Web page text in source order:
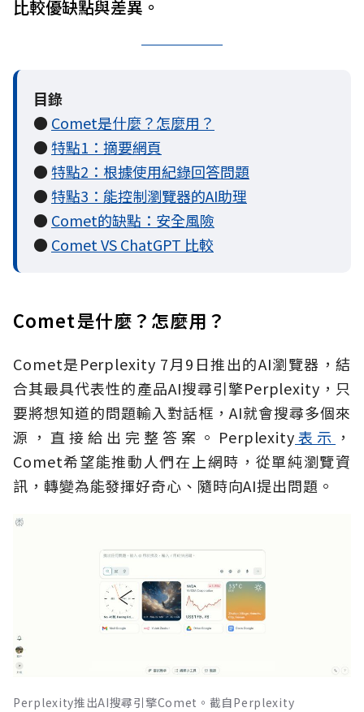
比較優缺點與差異。
目錄
● Comet是什麼？怎麼用？
●特點1：摘要網頁
●特點2：根據使用紀錄回答問題
●特點3：能控制瀏覽器的AI助理
● Comet的缺點：安全風險
● Comet VS ChatGPT 比較
Comet是什麼？怎麼用？
Comet是Perplexity 7月9日推出的AI瀏覽器，結
合其最具代表性的產品AI搜尋引擎Perplexity，只
要將想知道的問題輸入對話框，AI就會搜尋多個來
源，直接給出完整答案。Perplexity表示 ，
Comet希望能推動人們在上網時，從單純瀏覽資
訊，轉變為能發揮好奇心、隨時向AI提出問題。
Perplexity推出AI搜尋引擎Comet。截自Perplexity